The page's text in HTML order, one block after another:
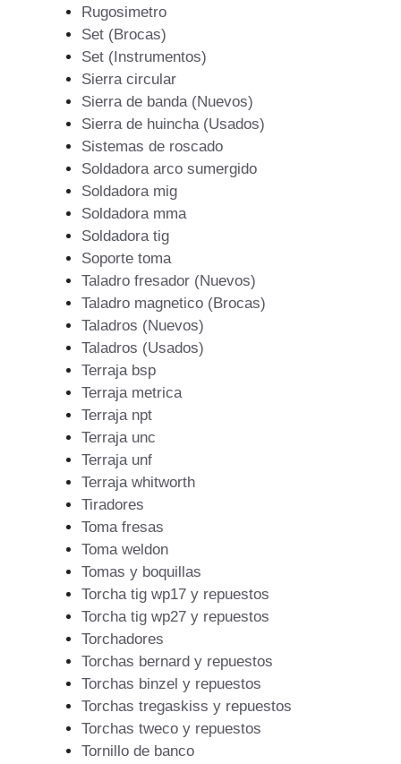
Rugosimetro
Set (Brocas)
Set (Instrumentos)
Sierra circular
Sierra de banda (Nuevos)
Sierra de huincha (Usados)
Sistemas de roscado
Soldadora arco sumergido
Soldadora mig
Soldadora mma
Soldadora tig
Soporte toma
Taladro fresador (Nuevos)
Taladro magnetico (Brocas)
Taladros (Nuevos)
Taladros (Usados)
Terraja bsp
Terraja metrica
Terraja npt
Terraja unc
Terraja unf
Terraja whitworth
Tiradores
Toma fresas
Toma weldon
Tomas y boquillas
Torcha tig wp17 y repuestos
Torcha tig wp27 y repuestos
Torchadores
Torchas bernard y repuestos
Torchas binzel y repuestos
Torchas tregaskiss y repuestos
Torchas tweco y repuestos
Tornillo de banco